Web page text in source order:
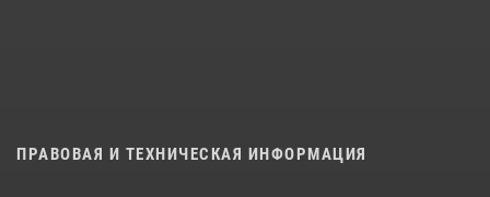
ПРАВОВАЯ И ТЕХНИЧЕСКАЯ ИНФОРМАЦИЯ